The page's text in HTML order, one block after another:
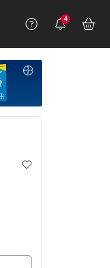
Precisa
Ver Recursos
Você
4
ADICIONAR AOS